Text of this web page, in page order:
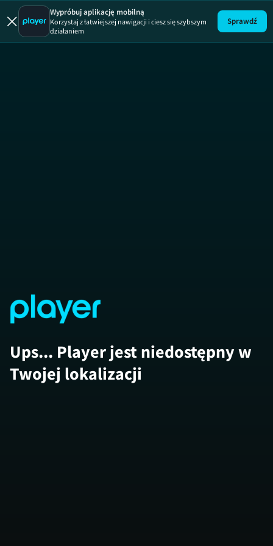
Wypróbuj aplikację mobilną
Korzystaj z łatwiejszej nawigacji i ciesz się szybszym
działaniem
Sprawdź
Ups... Player jest niedostępny w
Twojej lokalizacji